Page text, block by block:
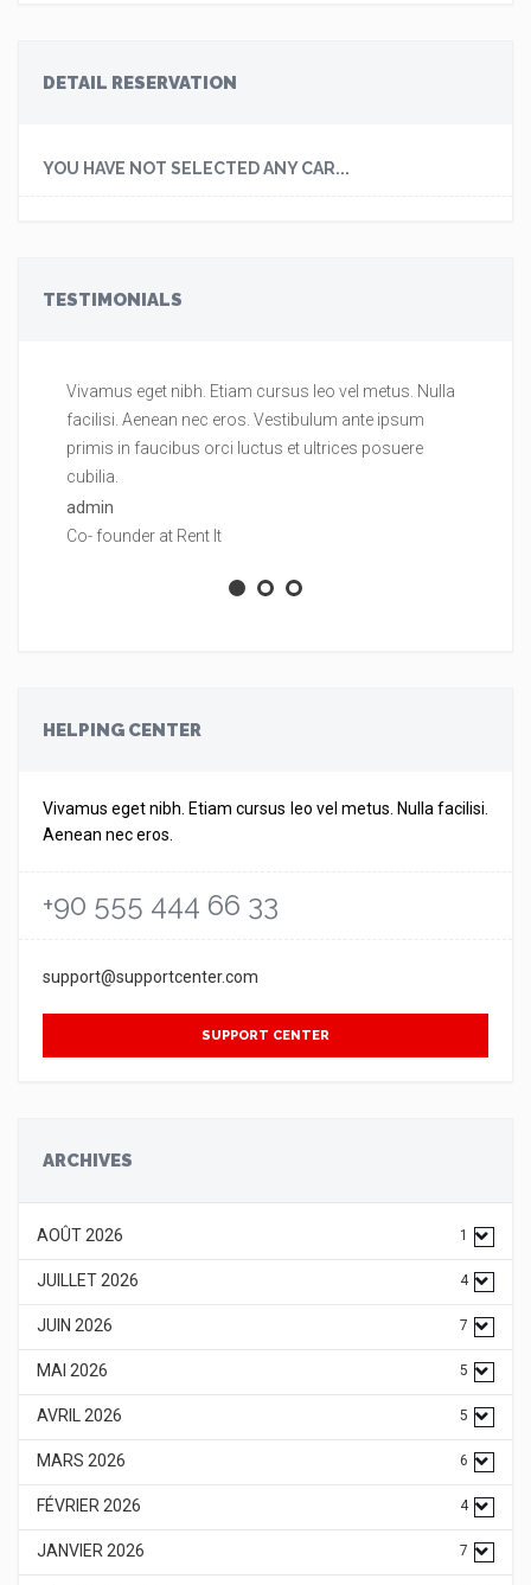
DETAIL RESERVATION
YOU HAVE NOT SELECTED ANY CAR...
TESTIMONIALS
Vivamus eget nibh. Etiam cursus leo vel metus. Nulla
facilisi. Aenean nec eros. Vestibulum ante ipsum
primis in faucibus orci luctus et ultrices posuere
cubilia.
admin
Co- founder at Rent It
HELPING CENTER
Vivamus eget nibh. Etiam cursus leo vel metus. Nulla facilisi.
Aenean nec eros.
+90 555 444 66 33
support@supportcenter.com
SUPPORT CENTER
ARCHIVES
AOÛT 2026 1
JUILLET 2026 4
JUIN 2026 7
MAI 2026 5
AVRIL 2026 5
MARS 2026 6
FÉVRIER 2026 4
JANVIER 2026 7